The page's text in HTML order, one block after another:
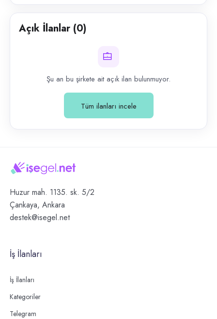
Açık İlanlar (0)
Şu an bu şirkete ait açık ilan bulunmuyor.
Tüm ilanları incele
Huzur mah. 1135. sk. 5/2
Çankaya, Ankara
destek@isegel.net
İş İlanları
İş İlanları
Kategoriler
Telegram